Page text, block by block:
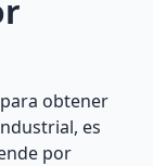
obtener
es
por